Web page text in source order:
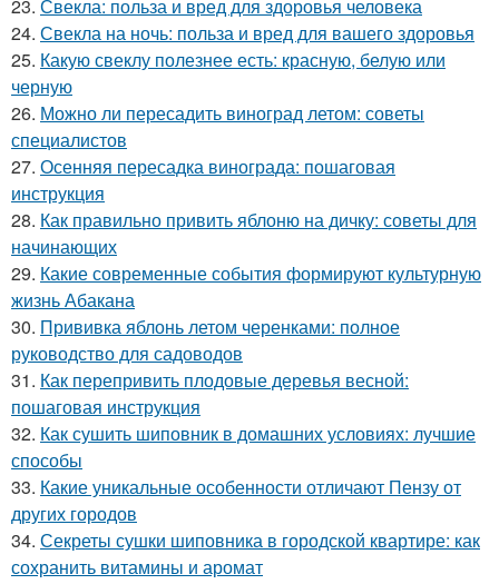
23. Свекла: польза и вред для здоровья человека
24. Свекла на ночь: польза и вред для вашего здоровья
25. Какую свеклу полезнее есть: красную, белую или
черную
26. Можно ли пересадить виноград летом: советы
специалистов
27. Осенняя пересадка винограда: пошаговая
инструкция
28. Как правильно привить яблоню на дичку: советы для
начинающих
29. Какие современные события формируют культурную
жизнь Абакана
30. Прививка яблонь летом черенками: полное
руководство для садоводов
31. Как перепривить плодовые деревья весной:
пошаговая инструкция
32. Как сушить шиповник в домашних условиях: лучшие
способы
33. Какие уникальные особенности отличают Пензу от
других городов
34. Секреты сушки шиповника в городской квартире: как
сохранить витамины и аромат